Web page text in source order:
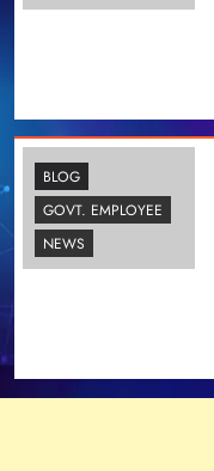
BLOG
GOVT. EMPLOYEE
NEWS